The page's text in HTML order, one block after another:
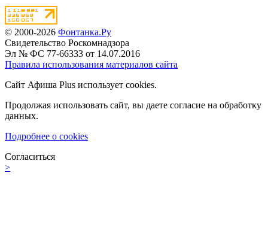
© 2000-2026 Фонтанка.Ру
Свидетельство Роскомнадзора
Эл № ФС 77-66333 от 14.07.2016
Правила использования материалов сайта
Сайт Афиша Plus использует cookies.
Продолжая использовать сайт, вы даете согласие на обработку
данных.
Подробнее о cookies
Согласиться
>